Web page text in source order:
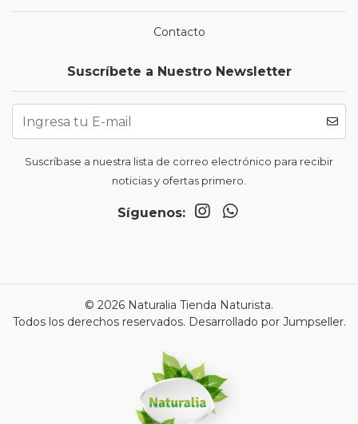
Contacto
Suscríbete a Nuestro Newsletter
Suscríbase a nuestra lista de correo electrónico para recibir
noticias y ofertas primero.
Síguenos:
© 2026 Naturalia Tienda Naturista.
Todos los derechos reservados. Desarrollado por Jumpseller.